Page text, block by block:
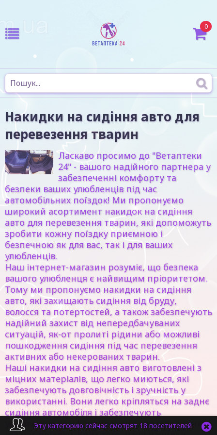
0
Накидки на сидіння авто для
перевезення тварин
Ласкаво просимо до "Ветаптеки
24" - вашого надійного партнера у
забезпеченні комфорту та
безпеки ваших улюбленців під час
автомобільних поїздок! Ми пропонуємо
широкий асортимент накидок на сидіння
авто для перевезення тварин, які допоможуть
зробити кожну поїздку приємною і
безпечною як для вас, так і для ваших
улюбленців.
Наш інтернет-магазин розуміє, що безпека
вашого улюбленця є найвищим пріоритетом.
Тому ми пропонуємо накидки на сидіння
авто, які захищають сидіння від бруду,
волосся та потертостей, а також забезпечують
надійний захист від непередбачуваних
ситуацій, як-от пролиті рідини або можливі
пошкодження сидіння під час перевезення
активних або некерованих тварин.
Наші накидки на сидіння авто виготовлені з
міцних матеріалів, що легко миються, які
забезпечують довговічність і зручність у
використанні. Вони легко кріпляться на заднє
сидіння автомобіля і забезпечують
улюбленцю комфортне місце для відпочинку
Эту категорию сейчас смотрят 18 посетителей